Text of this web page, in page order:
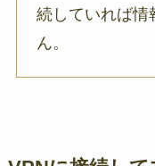
続していれば情
ん。